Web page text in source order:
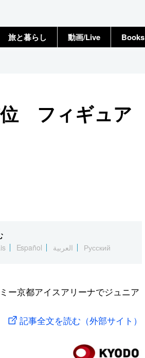
旅と暮らし 動画/Live Books
位 フィギュア
Español العربية Русский
ー京都アイスアリーナでジュニア
記事全文を読む（外部サイト）